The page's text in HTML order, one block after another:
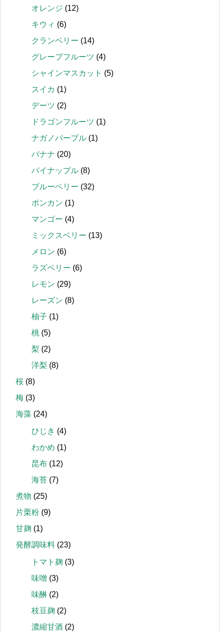
オレンジ (12)
キウィ (6)
クランベリー (14)
グレープフルーツ (4)
シャインマスカット (5)
スイカ (1)
デーツ (2)
ドラゴンフルーツ (1)
ナガノパープル (1)
バナナ (20)
パイナップル (8)
ブルーベリー (32)
ポンカン (1)
マンゴー (4)
ミックスベリー (13)
メロン (6)
ラズベリー (6)
レモン (29)
レーズン (8)
柚子 (1)
桃 (5)
梨 (2)
洋梨 (8)
桜 (8)
梅 (3)
海藻 (24)
ひじき (4)
わかめ (1)
昆布 (12)
海苔 (7)
煮物 (25)
片栗粉 (9)
甘麹 (1)
発酵調味料 (23)
トマト麹 (3)
味噌 (3)
味醂 (2)
枝豆麹 (2)
濃縮甘酒 (2)